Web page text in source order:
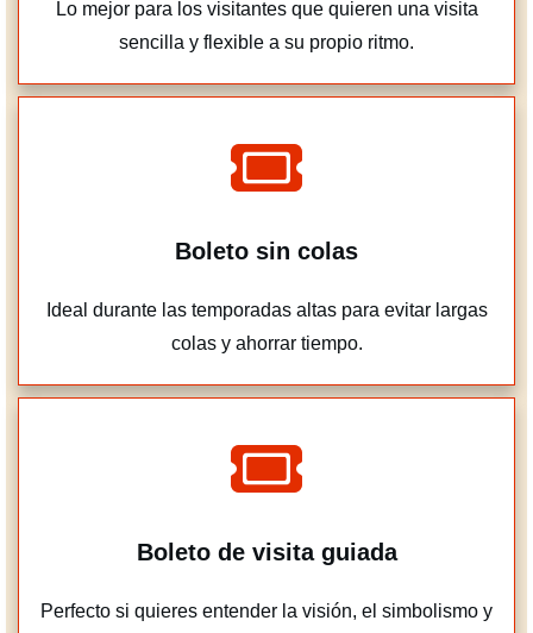
Lo mejor para los visitantes que quieren una visita
sencilla y flexible a su propio ritmo.
Boleto sin colas
Ideal durante las temporadas altas para evitar largas
colas y ahorrar tiempo.
Boleto de visita guiada
Perfecto si quieres entender la visión, el simbolismo y